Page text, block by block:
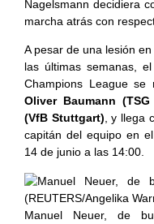
Nagelsmann decidiera
marcha atrás con
A pesar de una lesión
las últimas semanas,
Champions League se
Oliver Baumann
(VfB Stuttgart) , y llega
capitán del equipo en
14 de junio a las 14:00.
Manuel Neuer, de